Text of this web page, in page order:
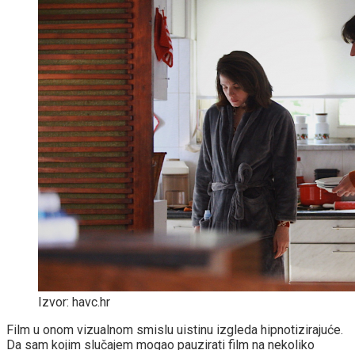
Izvor: havc.hr
Film u onom vizualnom smislu uistinu izgleda hipnotizirajuće.
Da sam kojim slučajem mogao pauzirati film na nekoliko